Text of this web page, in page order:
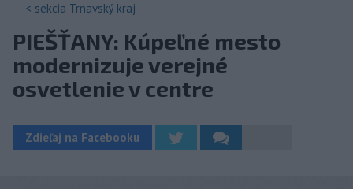
< sekcia Trnavský kraj
PIEŠŤANY: Kúpeľné mesto
modernizuje verejné
osvetlenie v centre
Zdieľaj na Facebooku